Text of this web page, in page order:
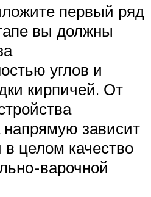
первый ряд
вы должны
углов и
кирпичей. От
напрямую зависит
в целом качество
варочной